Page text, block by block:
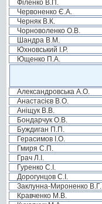
Філенко В.П.
Червоненко Є.А.
Черняк В.К.
Чорноволенко О.В.
Шандра В.М.
Юхновський І.Р.
Ющенко П.А.
Александровська А.О.
Анастасієв В.О.
Аніщук В.В.
Бондарчук О.В.
Буждиган П.П.
Герасимов І.О.
Гмиря С.П.
Грач Л.І.
Гуренко С.І.
Дорогунцов С.І.
Заклунна-Мироненко В.Г.
Кравченко М.В.